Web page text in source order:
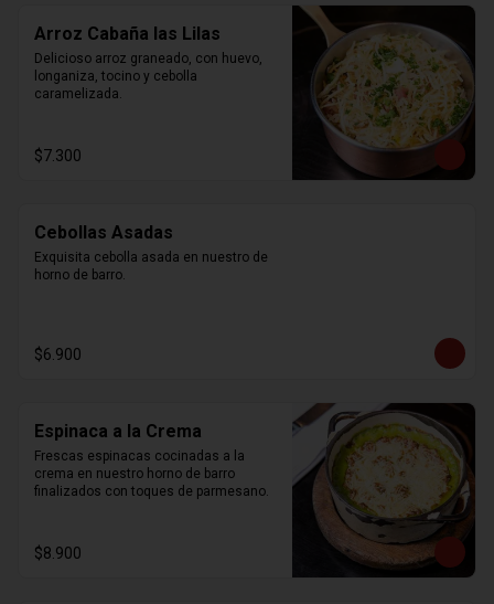
Arroz Cabaña las Lilas
Delicioso arroz graneado, con huevo,
longaniza, tocino y cebolla
caramelizada.
$7.300
Cebollas Asadas
Exquisita cebolla asada en nuestro de
horno de barro.
$6.900
Espinaca a la Crema
Frescas espinacas cocinadas a la
crema en nuestro horno de barro
finalizados con toques de parmesano.
$8.900